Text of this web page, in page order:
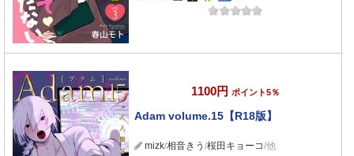
1100円 ポイント5％
Adam volume.15【R18版】
mizk/相音きう /桜田キョーコ/他